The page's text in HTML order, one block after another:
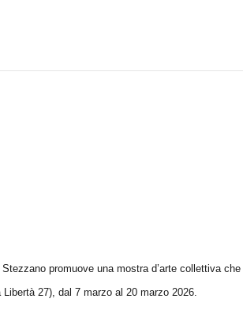
promuove una mostra d’arte collettiva che
27), dal 7 marzo al 20 marzo 2026.